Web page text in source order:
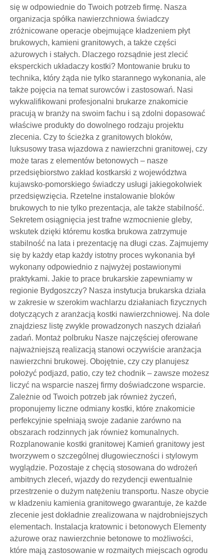
się w odpowiednie do Twoich potrzeb firmę. Nasza
organizacja spółka nawierzchniowa świadczy
zróżnicowane operacje obejmujące kładzeniem płyt
brukowych, kamieni granitowych, a także części
ażurowych i stałych. Dlaczego rozsądnie jest zlecić
eksperckich układaczy kostki? Montowanie bruku to
technika, który żąda nie tylko starannego wykonania, ale
także pojęcia na temat surowców i zastosowań. Nasi
wykwalifikowani profesjonalni brukarze znakomicie
pracują w branży na swoim fachu i są zdolni dopasować
właściwe produkty do dowolnego rodzaju projektu
zlecenia. Czy to ścieżka z granitowych bloków,
luksusowy trasa wjazdowa z nawierzchni granitowej, czy
może taras z elementów betonowych – nasze
przedsiębiorstwo zakład kostkarski z województwa
kujawsko-pomorskiego świadczy usługi jakiegokolwiek
przedsięwzięcia. Rzetelne instalowanie bloków
brukowych to nie tylko prezentacja, ale także stabilność.
Sekretem osiągnięcia jest trafne wzmocnienie gleby,
wskutek dzięki któremu kostka brukowa zatrzymuje
stabilność na lata i prezentację na długi czas. Zajmujemy
się by każdy etap każdy istotny proces wykonania był
wykonany odpowiednio z najwyżej postawionymi
praktykami. Jakie to prace brukarskie zapewniamy w
regionie Bydgoszczy? Nasza instytucja brukarska działa
w zakresie w szerokim wachlarzu działaniach fizycznych
dotyczących z aranżacją kostki nawierzchniowej. Na dole
znajdziesz listę zwykle prowadzonych naszych działań
zadań. Montaż polbruku Nasze najczęściej oferowane
najważniejszą realizacją stanowi oczywiście aranżacja
nawierzchni brukowej. Obojętnie, czy czy planujesz
położyć podjazd, patio, czy też chodnik – zawsze możesz
liczyć na wsparcie naszej firmy doświadczone wsparcie.
Zależnie od Twoich potrzeb jak również życzeń,
proponujemy liczne odmiany kostki, które znakomicie
perfekcyjnie spełniają swoje zadanie zarówno na
obszarach rodzinnych jak również komunalnych.
Rozplanowanie kostki granitowej Kamień granitowy jest
tworzywem o szczególnej długowieczności i stylowym
wyglądzie. Pozostaje z chęcią stosowana do wdrożeń
ambitnych zleceń, wjazdy do rezydencji ewentualnie
przestrzenie o dużym natężeniu transportu. Nasze obycie
w kładzeniu kamienia granitowego gwarantuje, że każde
zlecenie jest dokładnie zrealizowana w najdrobniejszych
elementach. Instalacja kratownic i betonowych Elementy
ażurowe oraz nawierzchnie betonowe to możliwości,
które mają zastosowanie w rozmaitych miejscach ogrodu